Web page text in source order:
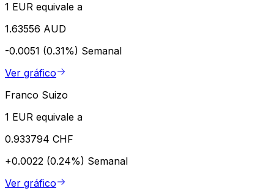
1 EUR equivale a
1.63556 AUD
-0.0051 (0.31%) Semanal
Ver gráfico
Franco Suizo
1 EUR equivale a
0.933794 CHF
+0.0022 (0.24%) Semanal
Ver gráfico